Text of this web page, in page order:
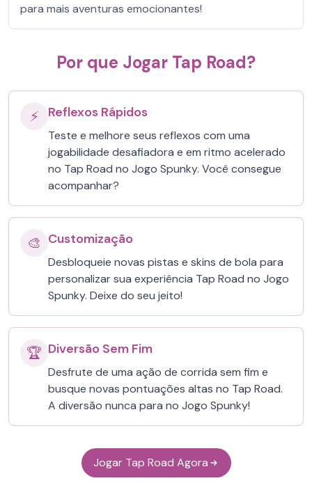
para mais aventuras emocionantes!
Por que Jogar Tap Road?
⚡ Reflexos Rápidos
Teste e melhore seus reflexos com uma
jogabilidade desafiadora e em ritmo acelerado
no Tap Road no Jogo Spunky. Você consegue
acompanhar?
🎨 Customização
Desbloqueie novas pistas e skins de bola para
personalizar sua experiência Tap Road no Jogo
Spunky. Deixe do seu jeito!
🏆 Diversão Sem Fim
Desfrute de uma ação de corrida sem fim e
busque novas pontuações altas no Tap Road.
A diversão nunca para no Jogo Spunky!
Jogar Tap Road Agora